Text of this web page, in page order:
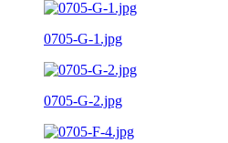
0705-G-1.jpg
0705-G-2.jpg